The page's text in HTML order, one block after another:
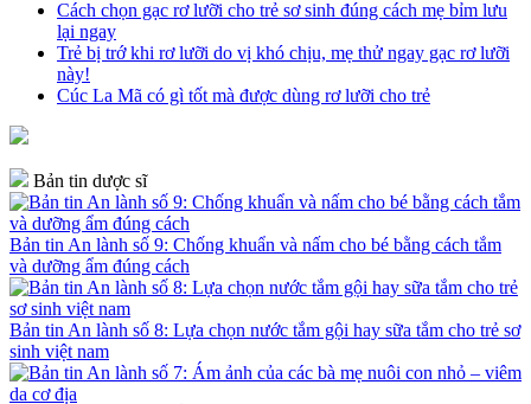
Cách chọn gạc rơ lưỡi cho trẻ sơ sinh đúng cách mẹ bỉm lưu
lại ngay
Trẻ bị trớ khi rơ lưỡi do vị khó chịu, mẹ thử ngay gạc rơ lưỡi
này!
Cúc La Mã có gì tốt mà được dùng rơ lưỡi cho trẻ
Bản tin dược sĩ
Bản tin An lành số 9: Chống khuẩn và nấm cho bé bằng cách tắm
và dưỡng ẩm đúng cách
Bản tin An lành số 8: Lựa chọn nước tắm gội hay sữa tắm cho trẻ sơ
sinh việt nam